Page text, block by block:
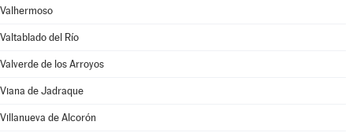
Valhermoso
Valtablado del Río
Valverde de los Arroyos
Viana de Jadraque
Villanueva de Alcorón